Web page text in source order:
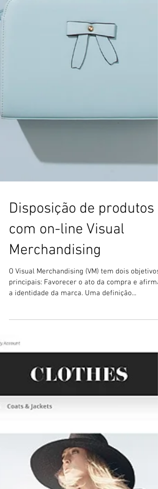
Disposição de produtos
com on-line Visual
Merchandising
a identidade da marca. Uma definição...